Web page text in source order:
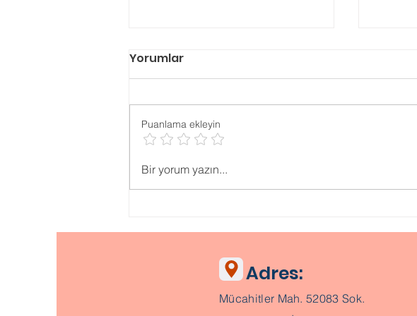
Psikolojik ONLİNE TESTLER
Yorumlar
Puanlama ekleyin
Bir yorum yazın...
Adres:
Mücahitler Mah. 52083 Sok.